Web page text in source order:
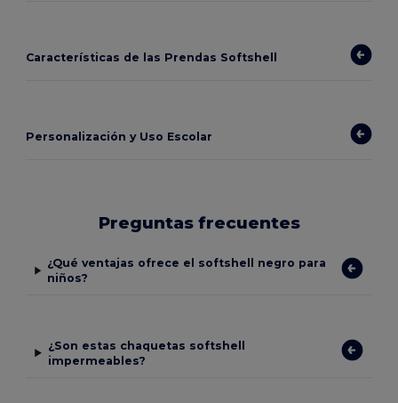
Características de las Prendas Softshell
Personalización y Uso Escolar
Preguntas frecuentes
¿Qué ventajas ofrece el softshell negro para
niños?
¿Son estas chaquetas softshell
impermeables?